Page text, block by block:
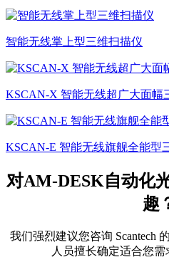
智能无线掌上型三维扫描仪
KSCAN-X 智能无线超广大面幅
KSCAN-E 智能无线旗舰全能型
对AM-DESK自动化
趣
我们强烈建议您咨询 Scantech
人员擅长确定适合您需